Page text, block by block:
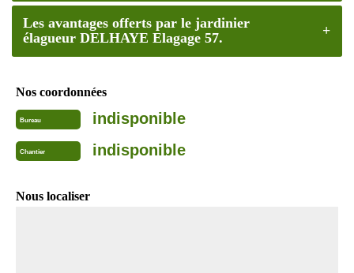
Les avantages offerts par le jardinier
élagueur DELHAYE Elagage 57.
Nos coordonnées
Bureau indisponible
Chantier indisponible
Nous localiser